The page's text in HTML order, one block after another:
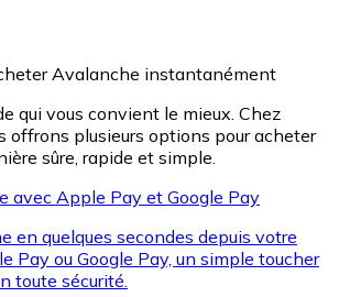
Avalanche instantanément
qui vous convient le mieux. Chez
offrons plusieurs options pour acheter
sûre, rapide et simple.
avec Apple Pay et Google Pay
en quelques secondes depuis votre
Pay ou Google Pay, un simple toucher
toute sécurité.